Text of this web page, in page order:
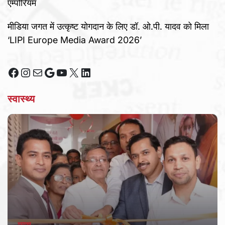
एम्पोरियम
मीडिया जगत में उत्कृष्ट योगदान के लिए डॉ. ओ.पी. यादव को मिला
‘LIPI Europe Media Award 2026’
Facebook
Instagram
MailGoogle
YouTube
X LinkedIn
स्वास्थ्य
स्वास्थ्य